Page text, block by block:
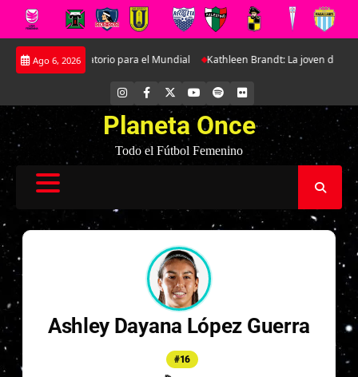
Saltar
Ago 6, 2026
preparatorio para el Mundial Kathleen Brandt: La joven
INSTAGRAM
FACEBOOK YOUTUBE
SPOTIFYFLICKR
Planeta Once
Todo el Fútbol Femenino
Ashley Dayana López Guerra
#16